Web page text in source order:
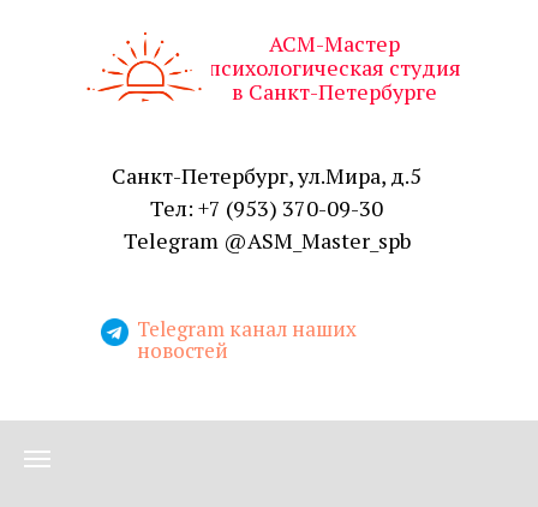
АСМ-Мастер
психологическая студия
в Санкт-Петербурге
Санкт-Петербург, ул.Мира, д.5
Тел: +7 (953) 370-09-30
Telegram @ASM_Master_spb
Telegram канал наших
новостей